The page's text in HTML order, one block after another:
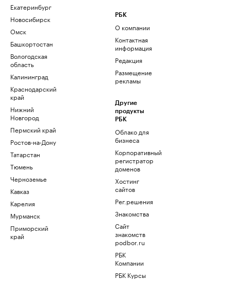
Екатеринбург
Новосибирск
Омск
Башкортостан
Вологодская
область
Калининград
Краснодарский
край
Нижний
Новгород
Пермский край
Ростов-на-Дону
Татарстан
Тюмень
Черноземье
Кавказ
Карелия
Мурманск
Приморский
край
РБК
О компании
Контактная
информация
Редакция
Размещение
рекламы
Другие
продукты
РБК
Облако для
бизнеса
Корпоративный
регистратор
доменов
Хостинг
сайтов
Рег.решения
Знакомства
Сайт
знакомств
podbor.ru
РБК
Компании
РБК Курсы